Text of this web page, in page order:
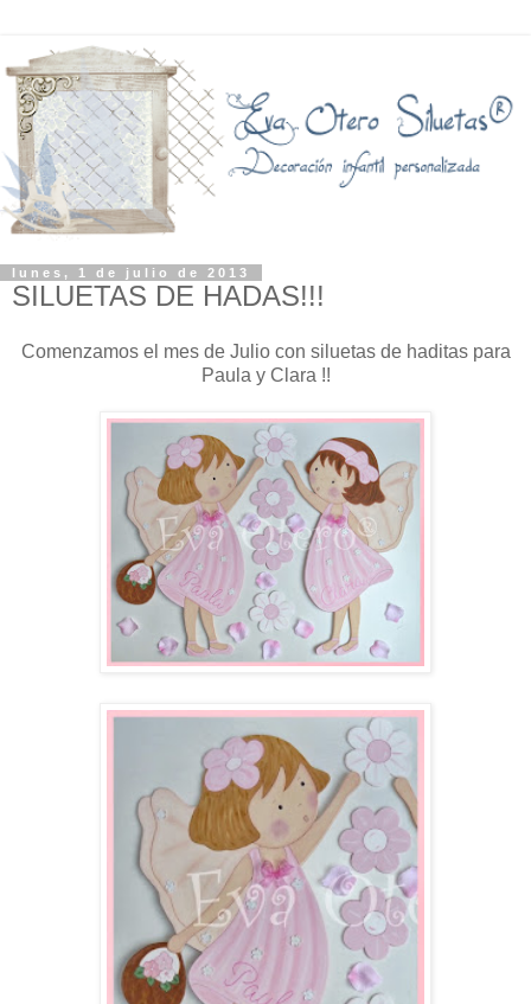
lunes, 1 de julio de 2013
SILUETAS DE HADAS!!!
Comenzamos el mes de Julio con siluetas de haditas para
Paula y Clara !!